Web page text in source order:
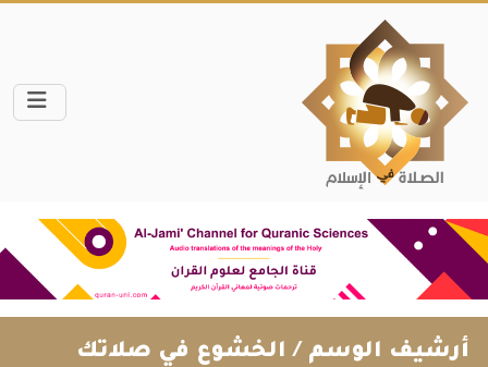
أرشيف الوسم / الخشوع في صلاتك